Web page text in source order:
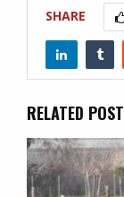
SHARE
RELATED